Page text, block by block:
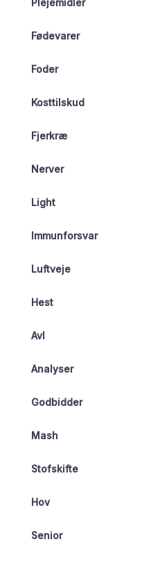
Fødevarer
Foder
Kosttilskud
Fjerkræ
Nerver
Light
Immunforsvar
Luftveje
Hest
Avl
Analyser
Godbidder
Mash
Stofskifte
Hov
Senior